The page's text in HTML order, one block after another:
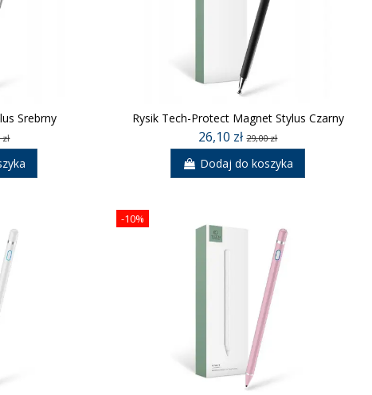
Srebrny Rysik Tech-Protect Magnet Stylus Czarny
26,10 zł29,00 zł
Dodaj do koszyka
-10%